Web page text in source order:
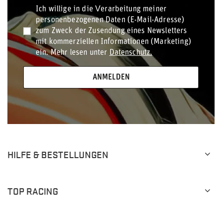
Ich willige in die Verarbeitung meiner
personenbezogenen Daten (E-Mail-Adresse)
zum Zweck der Zusendung eines Newsletters
mit kommerziellen Informationen (Marketing)
ein. Mehr lesen unter Datenschutz.
ANMELDEN
HILFE & BESTELLUNGEN
TOP RACING